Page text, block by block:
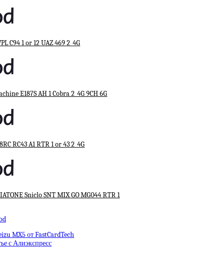
C94 1 or 12 UAZ 469 2_4G
E187S AH 1 Cobra 2_4G 9CH 6G
RC43 A1 RTR 1 or 43 2_4G
Sniclo SNT MIX GO MG044 RTR 1
MX5 от FastCardTech
с Алиэкспресс